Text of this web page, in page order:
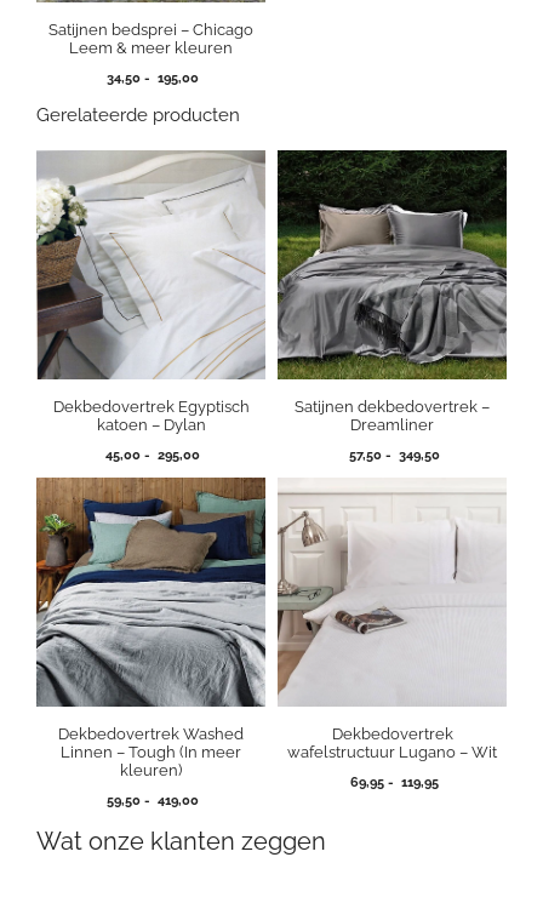
Satijnen bedsprei – Chicago
Leem & meer kleuren
34,50 - 195,00Prijsklasse:
tot
Gerelateerde producten
Dekbedovertrek Egyptisch
katoen – Dylan
45,00 - 295,00Prijsklasse:
tot
295,00
Satijnen dekbedovertrek –
Dreamliner
57,50 - 349,50Prijsklasse:
tot
Dekbedovertrek Washed
Linnen – Tough (In meer
kleuren)
59,50 - 419,00Prijsklasse:
tot
Dekbedovertrek
wafelstructuur Lugano – Wit
69,95 - 119,95Prijsklasse:
Wat onze klanten zeggen